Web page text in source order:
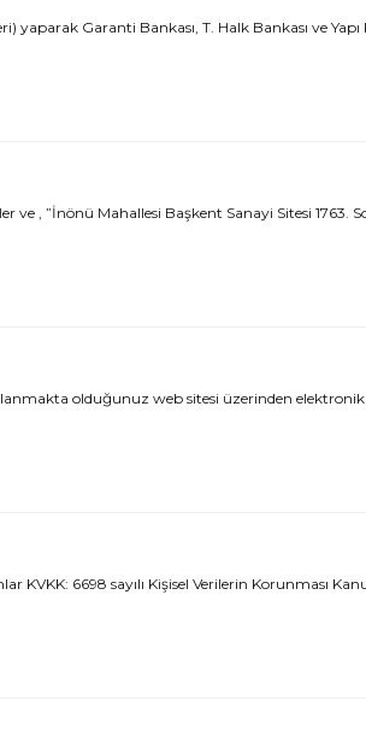
yaparak Garanti Bankası, T. Halk Bankası ve
, ”İnönü Mahallesi Başkent Sanayi Sitesi
olduğunuz web sitesi üzerinden
KVKK: 6698 sayılı Kişisel Verilerin